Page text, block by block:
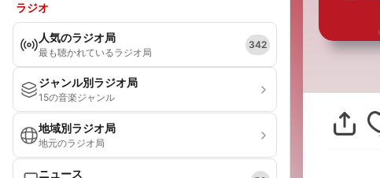
ラジオ
人気のラジオ局
最も聴かれているラジオ局
342
ジャンル別ラジオ局
15の音楽ジャンル
地域別ラジオ局
地元のラジオ局
ニュース